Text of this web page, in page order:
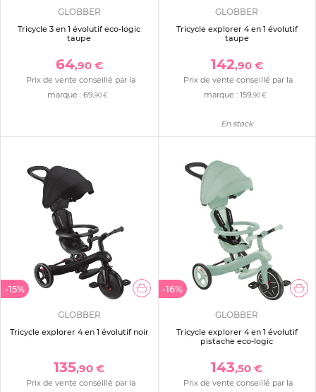
GLOBBER
Tricycle 3 en 1 évolutif eco-logic
taupe
64,90 €
Prix de vente conseillé par la
marque :69,90 €
GLOBBER
Tricycle explorer 4 en 1 évolutif
taupe
142,90 €
Prix de vente conseillé par la
marque :159,90 €
En stock
-15%
GLOBBER
Tricycle explorer 4 en 1 évolutif noir
135,90 €
Prix de vente conseillé par la
-16%
GLOBBER
Tricycle explorer 4 en 1 évolutif
pistache eco-logic
143,50 €
Prix de vente conseillé par la